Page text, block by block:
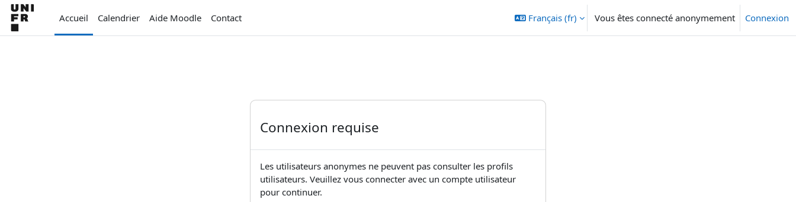
Passer au contenu principal
Accueil
Calendrier Aide Moodle Contact Français ‎(fr)‎ Vous êtes connecté anonymement Connexion
Connexion requise
Les utilisateurs anonymes ne peuvent pas consulter les profils
utilisateurs. Veuillez vous connecter avec un compte utilisateur
pour continuer.